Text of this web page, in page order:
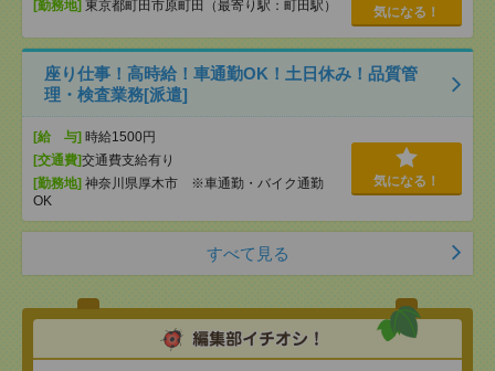
[勤務地] 東京都町田市原町田（最寄り駅：町田駅） 気になる！
座り仕事！高時給！車通勤OK！土日休み！品質管
理・検査業務[派遣]
[給 与] 時給1500円
[交通費]交通費支給有り
[勤務地] 神奈川県厚木市 ※車通勤・バイク通勤
OK
気になる！
すべて見る